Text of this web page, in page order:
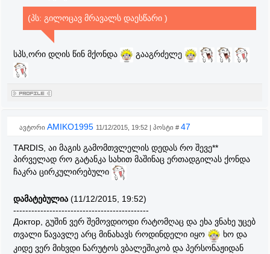
(პს: გილოცავ მრავალს დაესწარი )
სპს,ორი დღის წინ მქონდა გააგრძელე
ავტორი AMIKO1995 11/12/2015, 19:52 | პოსტი # 47
TARDIS, აი მაგის გამომთვლელის დედას რო შევე**
პირველად რო გატანკა სახით მაშინაც ერთადგილას ქონდა
ჩაკრა ცირკულირებული
დამატებულია (11/12/2015, 19:52)
---------------------------------------------
Доктор, გუშინ ვერ შემოვდიოდი რატომღაც და ეხა ვნახე უცებ
თვალი წავავლე არც მინახავს როდინდელი იყო
ხო და
კიდე ვერ მიხვდი ნარუტოს ვბალეშიკობ და პერსონაჟიდან